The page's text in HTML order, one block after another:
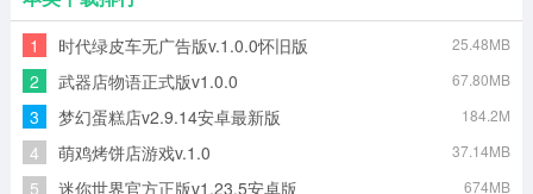
1 时代绿皮车无广告版v.1.0.0怀旧版 25.48MB
2 武器店物语正式版v1.0.0 67.80MB
3 梦幻蛋糕店v2.9.14安卓最新版 184.2M
4 萌鸡烤饼店游戏v.1.0 37.14MB
5 迷你世界官方正版v1.23.5安卓版 674MB